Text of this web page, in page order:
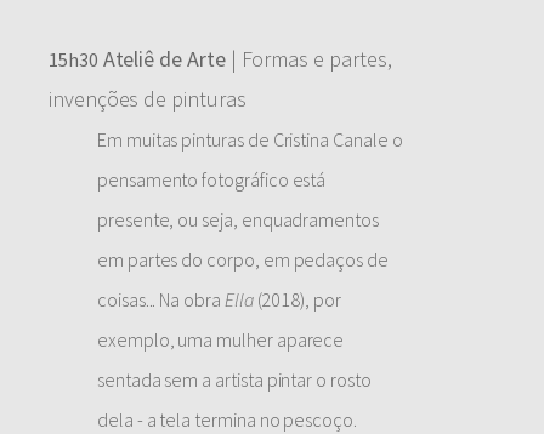
15h30 Ateliê de Arte| Formas e partes,
invenções de pinturas
Em muitas pinturas de Cristina Canale o
pensamento fotográfico está
presente, ou seja, enquadramentos
em partes do corpo, em pedaços de
coisas... Na obra Ella(2018), por
exemplo, uma mulher aparece
sentada sem a artista pintar o rosto
dela - a tela termina no pescoço.